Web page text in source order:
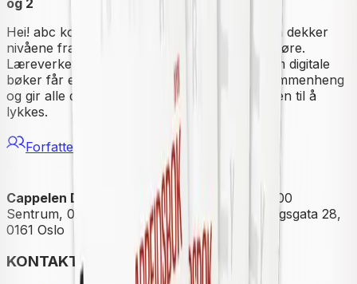
Hei! abc kompletterer læreverket
som nå dekker
nivåene fra alfabetisering til B1 på begge målføre.
Læreverket gir god støtte til læreren. Gjennom digitale
bøker får eleven presentert lyd og bilder i sammenheng
og gir alle deltakere utfordringer og muligheten til å
lykkes.
Forfattere
Cappelen Damm
| Postadresse: Postboks 1900
Sentrum, 0055 Oslo | Besøksadresse: Stortingsgata 28,
0161 Oslo
KONTAKT OSS